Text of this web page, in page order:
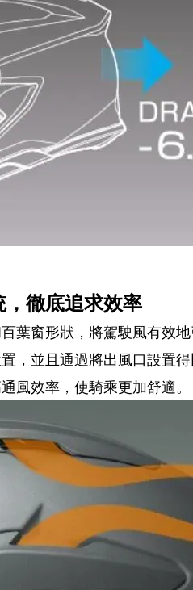
徹底追求效率
葉窗形狀，將駕駛風有效地
，並且通過將出風口設置得
風效率，使騎乘更加舒適。